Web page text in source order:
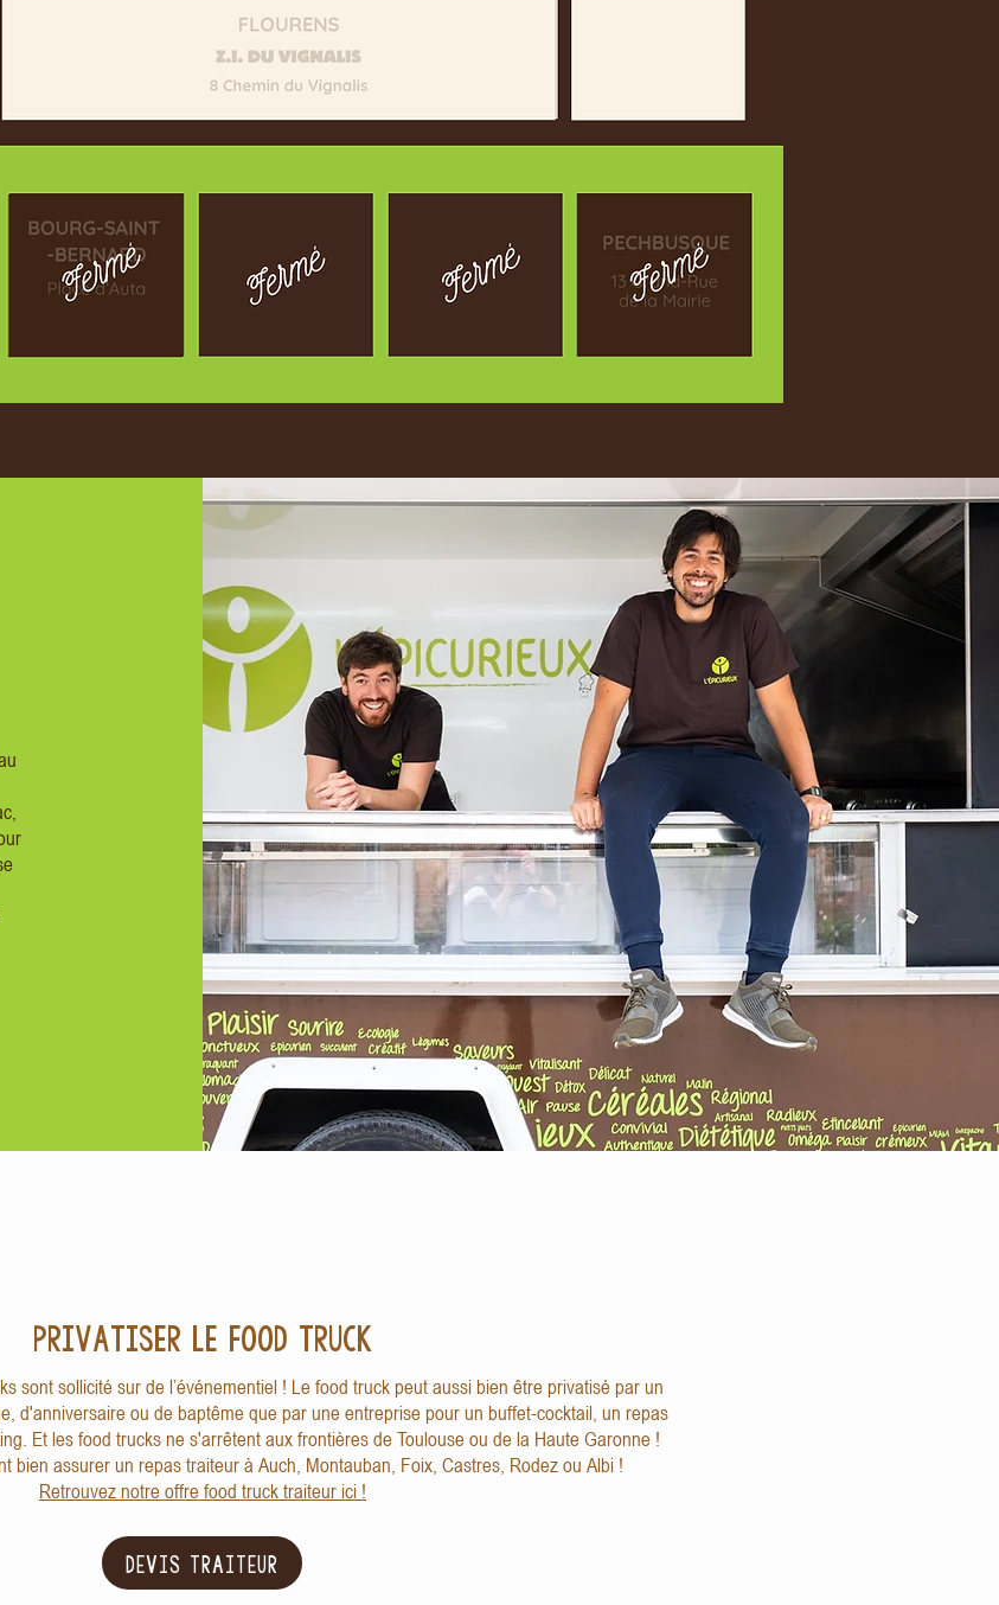
PRIVATISER LE FOOD TRUCK
sont sollicité sur de l’événementiel ! Le food truck peut aussi bien être privatisé par un
d'anniversaire ou de baptême que par une entreprise pour un buffet-cocktail, un repas
Et les food trucks ne s'arrêtent aux frontières de Toulouse ou de la Haute Garonne !
bien assurer un repas traiteur à Auch, Montauban, Foix, Castres, Rodez ou Albi !
Retrouvez notre offre food truck traiteur ici !
DEVIS TRAITEUR